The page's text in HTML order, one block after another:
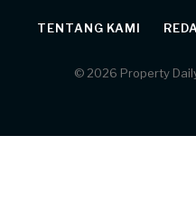
TENTANG KAMI
© 2026 Property